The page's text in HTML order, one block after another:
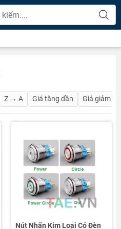
Z → A Giá tăng dần Giá giảm
Nút Nhấn Kim Loại Có Đèn